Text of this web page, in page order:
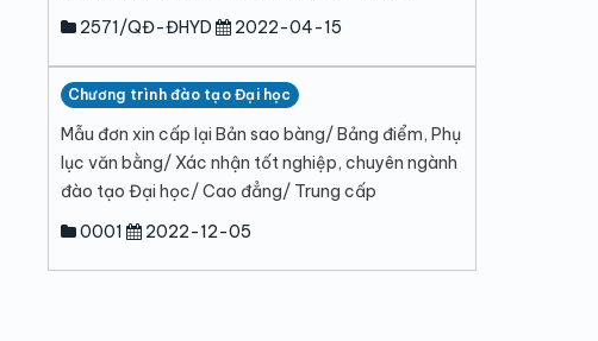
2571/QĐ-ĐHYD
2022-04-15
Chương trình đào tạo Đại học
Mẫu đơn xin cấp lại Bản sao bàng/ Bảng điểm, Phụ
lục văn bằng/ Xác nhận tốt nghiệp, chuyên ngành
đào tạo Đại học/ Cao đẳng/ Trung cấp
0001
2022-12-05